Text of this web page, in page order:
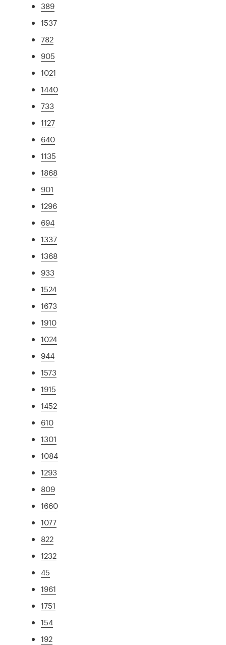
389
1537
782
905
1021
1440
733
1127
640
1135
1868
901
1296
694
1337
1368
933
1524
1673
1910
1024
944
1573
1915
1452
610
1301
1084
1293
809
1660
1077
822
1232
45
1961
1751
154
192